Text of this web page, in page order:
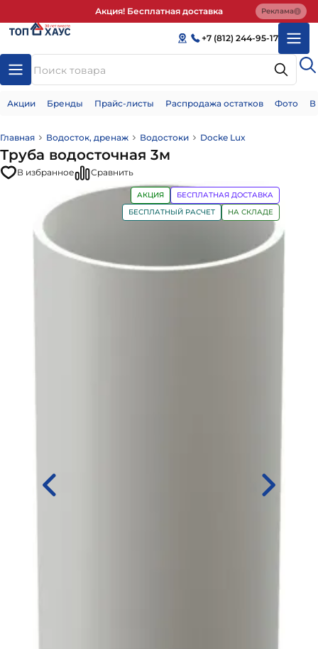
Акция! Бесплатная доставка Реклама
+7 (812) 244-95-17
Акции Бренды Прайс-листы Распродажа остатков Фото
Главная Водосток, дренаж Водостоки Docke Lux
Труба водосточная 3м
В избранное Сравнить
АКЦИЯ
БЕСПЛАТНАЯ ДОСТАВКА
БЕСПЛАТНЫЙ РАСЧЕТ
НА СКЛАДЕ